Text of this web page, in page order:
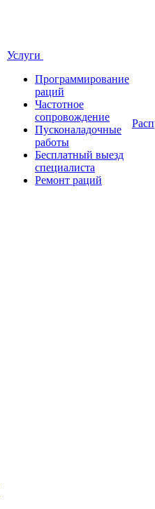
Услуги
Программирование
раций
Частотное
сопровождение
Пусконаладочные
работы
Бесплатный выезд
специалиста
Ремонт раций